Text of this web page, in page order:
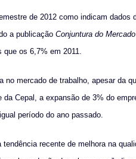
de 2012 como indicam dados
a publicação Conjuntura do
que os 6,7% em 2011.
mercado de trabalho, apesar da
Cepal, a expansão de 3% do
período do ano passado.
recente de melhora na